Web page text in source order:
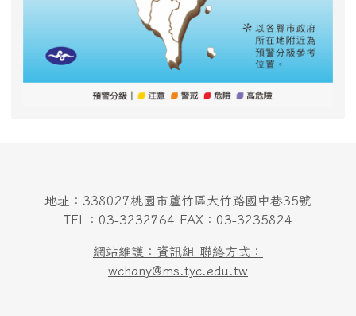
地址：338027桃園市蘆竹區大竹路國中巷35號
TEL：03-3232764 FAX：03-3235824
網站維護：資訊組 聯絡方式：
wchany@ms.tyc.edu.tw